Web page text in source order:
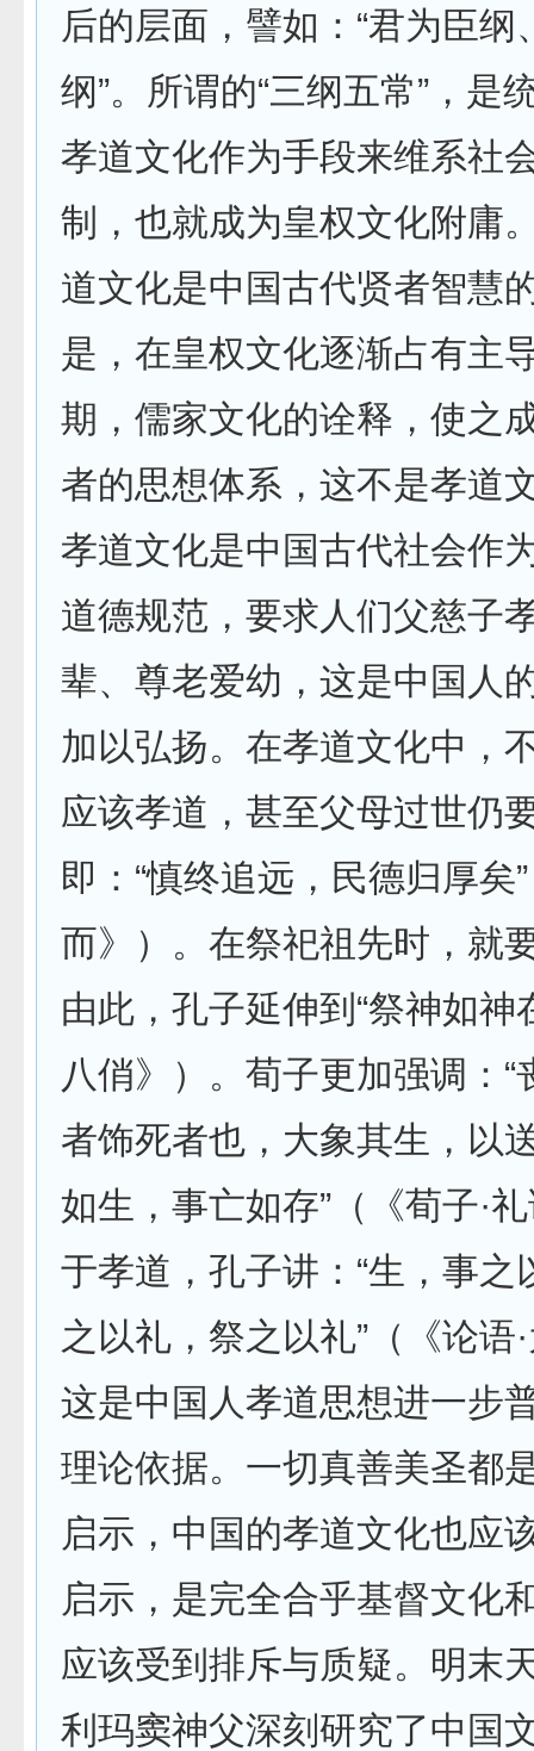
后的层面，譬如：“君为臣纲
纲”。所谓的“三纲五常”，是
孝道文化作为手段来维系社
制，也就成为皇权文化附庸
道文化是中国古代贤者智慧
是，在皇权文化逐渐占有主
期，儒家文化的诠释，使之
者的思想体系，这不是孝道
孝道文化是中国古代社会作
道德规范，要求人们父慈子
辈、尊老爱幼，这是中国人
加以弘扬。在孝道文化中，
应该孝道，甚至父母过世仍
即：“慎终追远，民德归厚矣
而》）。在祭祀祖先时，就
由此，孔子延伸到“祭神如神
八俏》）。荀子更加强调：“
者饰死者也，大象其生，以
如生，事亡如存”（《荀子·
于孝道，孔子讲：“生，事之
之以礼，祭之以礼”（《论语
这是中国人孝道思想进一步
理论依据。一切真善美圣都
启示，中国的孝道文化也应
启示，是完全合乎基督文化
应该受到排斥与质疑。明末
利玛窦神父深刻研究了中国